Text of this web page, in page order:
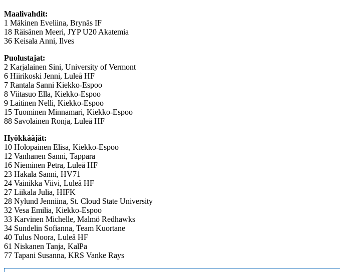
Maalivahdit:
1 Mäkinen Eveliina, Brynäs IF
18 Räisänen Meeri, JYP U20 Akatemia
36 Keisala Anni, Ilves
Puolustajat:
2 Karjalainen Sini, University of Vermont
6 Hiirikoski Jenni, Luleå HF
7 Rantala Sanni Kiekko-Espoo
8 Viitasuo Ella, Kiekko-Espoo
9 Laitinen Nelli, Kiekko-Espoo
15 Tuominen Minnamari, Kiekko-Espoo
88 Savolainen Ronja, Luleå HF
Hyökkääjät:
10 Holopainen Elisa, Kiekko-Espoo
12 Vanhanen Sanni, Tappara
16 Nieminen Petra, Luleå HF
23 Hakala Sanni, HV71
24 Vainikka Viivi, Luleå HF
27 Liikala Julia, HIFK
28 Nylund Jenniina, St. Cloud State University
32 Vesa Emilia, Kiekko-Espoo
33 Karvinen Michelle, Malmö Redhawks
34 Sundelin Sofianna, Team Kuortane
40 Tulus Noora, Luleå HF
61 Niskanen Tanja, KalPa
77 Tapani Susanna, KRS Vanke Rays